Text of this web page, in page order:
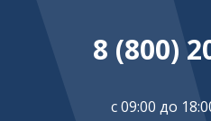
8 (800)
с 09:00 до